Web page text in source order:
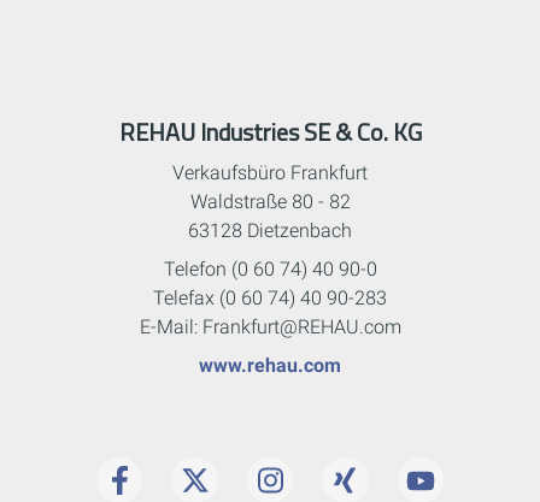
REHAU Industries SE & Co. KG
Verkaufsbüro Frankfurt
Waldstraße 80 - 82
63128 Dietzenbach
Telefon (0 60 74) 40 90-0
Telefax (0 60 74) 40 90-283
E-Mail: Frankfurt@REHAU.com
www.rehau.com